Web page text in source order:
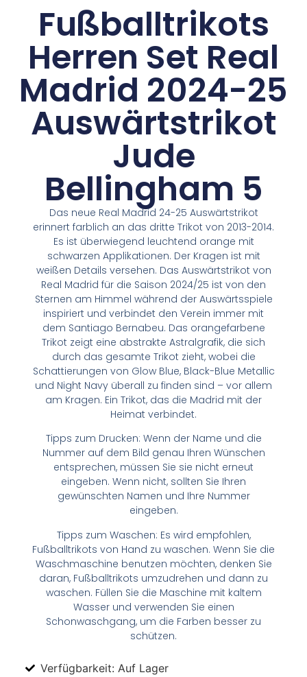
Fußballtrikots
Herren Set Real
Madrid 2024-25
Auswärtstrikot
Jude
Bellingham 5
Das neue Real Madrid 24-25 Auswärtstrikot
erinnert farblich an das dritte Trikot von 2013-2014.
Es ist überwiegend leuchtend orange mit
schwarzen Applikationen. Der Kragen ist mit
weißen Details versehen. Das Auswärtstrikot von
Real Madrid für die Saison 2024/25 ist von den
Sternen am Himmel während der Auswärtsspiele
inspiriert und verbindet den Verein immer mit
dem Santiago Bernabeu. Das orangefarbene
Trikot zeigt eine abstrakte Astralgrafik, die sich
durch das gesamte Trikot zieht, wobei die
Schattierungen von Glow Blue, Black-Blue Metallic
und Night Navy überall zu finden sind – vor allem
am Kragen. Ein Trikot, das die Madrid mit der
Heimat verbindet.
Tipps zum Drucken: Wenn der Name und die
Nummer auf dem Bild genau Ihren Wünschen
entsprechen, müssen Sie sie nicht erneut
eingeben. Wenn nicht, sollten Sie Ihren
gewünschten Namen und Ihre Nummer
eingeben.
Tipps zum Waschen: Es wird empfohlen,
Fußballtrikots von Hand zu waschen. Wenn Sie die
Waschmaschine benutzen möchten, denken Sie
daran, Fußballtrikots umzudrehen und dann zu
waschen. Füllen Sie die Maschine mit kaltem
Wasser und verwenden Sie einen
Schonwaschgang, um die Farben besser zu
schützen.
Verfügbarkeit: Auf Lager